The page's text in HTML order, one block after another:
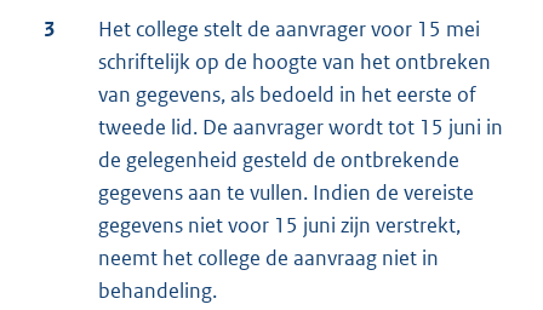
3
Het college stelt de aanvrager voor 15 mei
schriftelijk op de hoogte van het ontbreken
van gegevens, als bedoeld in het eerste of
tweede lid. De aanvrager wordt tot 15 juni in
de gelegenheid gesteld de ontbrekende
gegevens aan te vullen. Indien de vereiste
gegevens niet voor 15 juni zijn verstrekt,
neemt het college de aanvraag niet in
behandeling.